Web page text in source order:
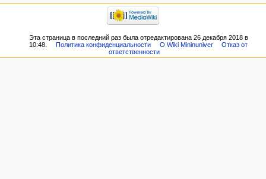
Эта страница в последний раз была отредактирована 26 декабря 2018 в
10:48.
Политика конфиденциальности О Wiki Mininuniver
Отказ от
ответственности